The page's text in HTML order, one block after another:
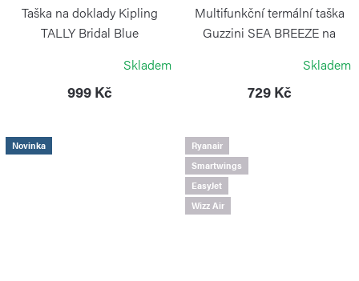
Taška na doklady Kipling
TALLY Bridal Blue
Skladem
999 Kč
Multifunkční termální taška
Guzzini SEA BREEZE na
Skladem
729 Kč
Novinka
Ryanair
Smartwings
EasyJet
Wizz Air